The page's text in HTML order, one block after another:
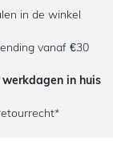
in de winkel
vanaf €30
werkdagen in huis